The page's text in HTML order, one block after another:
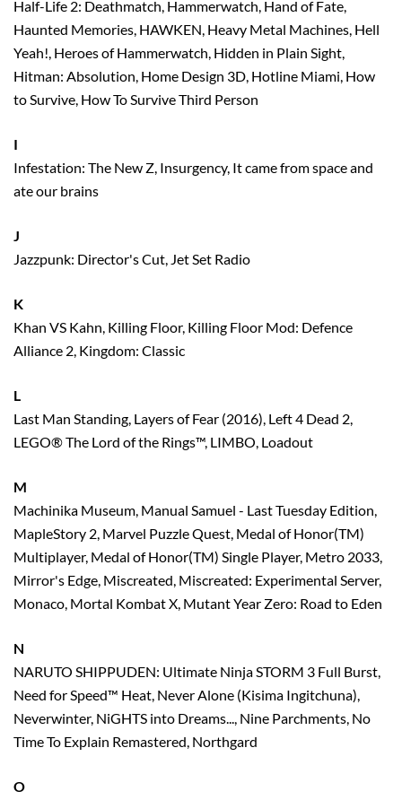
Half-Life 2: Deathmatch, Hammerwatch, Hand of Fate,
Haunted Memories, HAWKEN, Heavy Metal Machines, Hell
Yeah!, Heroes of Hammerwatch, Hidden in Plain Sight,
Hitman: Absolution, Home Design 3D, Hotline Miami, How
to Survive, How To Survive Third Person
I
Infestation: The New Z, Insurgency, It came from space and
ate our brains
J
Jazzpunk: Director's Cut, Jet Set Radio
K
Khan VS Kahn, Killing Floor, Killing Floor Mod: Defence
Alliance 2, Kingdom: Classic
L
Last Man Standing, Layers of Fear (2016), Left 4 Dead 2,
LEGO® The Lord of the Rings™, LIMBO, Loadout
M
Machinika Museum, Manual Samuel - Last Tuesday Edition,
MapleStory 2, Marvel Puzzle Quest, Medal of Honor(TM)
Multiplayer, Medal of Honor(TM) Single Player, Metro 2033,
Mirror's Edge, Miscreated, Miscreated: Experimental Server,
Monaco, Mortal Kombat X, Mutant Year Zero: Road to Eden
N
NARUTO SHIPPUDEN: Ultimate Ninja STORM 3 Full Burst,
Need for Speed™ Heat, Never Alone (Kisima Ingitchuna),
Neverwinter, NiGHTS into Dreams..., Nine Parchments, No
Time To Explain Remastered, Northgard
O